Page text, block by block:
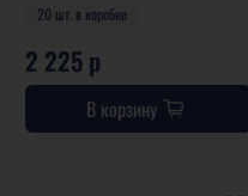
20 шт. в коробке
2 225 р
В корзину